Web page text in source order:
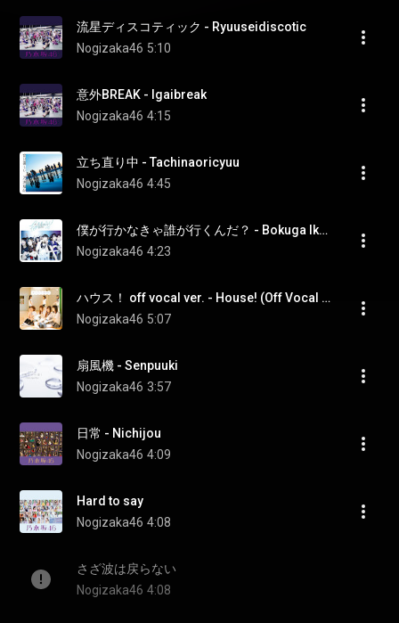
流星ディスコティック - Ryuuseidiscotic
Nogizaka46 5:10
意外BREAK - Igaibreak
Nogizaka46 4:15
立ち直り中 - Tachinaoricyuu
Nogizaka46 4:45
僕が行かなきゃ誰が行くんだ？ - Bokuga Ikanakya Darega Ikunda?
Nogizaka46 4:23
ハウス！ off vocal ver. - House! (Off Vocal Ver.)
Nogizaka46 5:07
扇風機 - Senpuuki
Nogizaka46 3:57
日常 - Nichijou
Nogizaka46 4:09
Hard to say
Nogizaka46 4:08
さざ波は戻らない
Nogizaka46 4:08